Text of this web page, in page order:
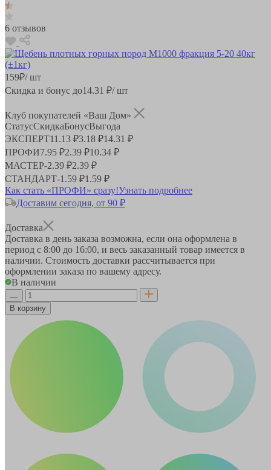
6 отзывов
159₽/ шт
Скидка и бонус до14.31 ₽/ шт
Клуб покупателей «Ваш Дом»
СтатусСкидкаБонусВыгода
ЭКСПЕРТ11.13 ₽3.18 ₽14.31 ₽
ПРОФИ7.95 ₽2.39 ₽10.34 ₽
МАСТЕР-2.39 ₽2.39 ₽
СТАНДАРТ-1.59 ₽1.59 ₽
Как стать «ПРОФИ» сразу!Узнать подробнее
Доставим сегодня, от 90 ₽
Доставка
Доставка в день заказа возможна, если она оформлена в
период с 8:00 до 16:00, и весь заказанный товар имеется в
наличии. Стоимость доставки рассчитывается при
оформлении заказа по вашему адресу.
В наличии
В корзину